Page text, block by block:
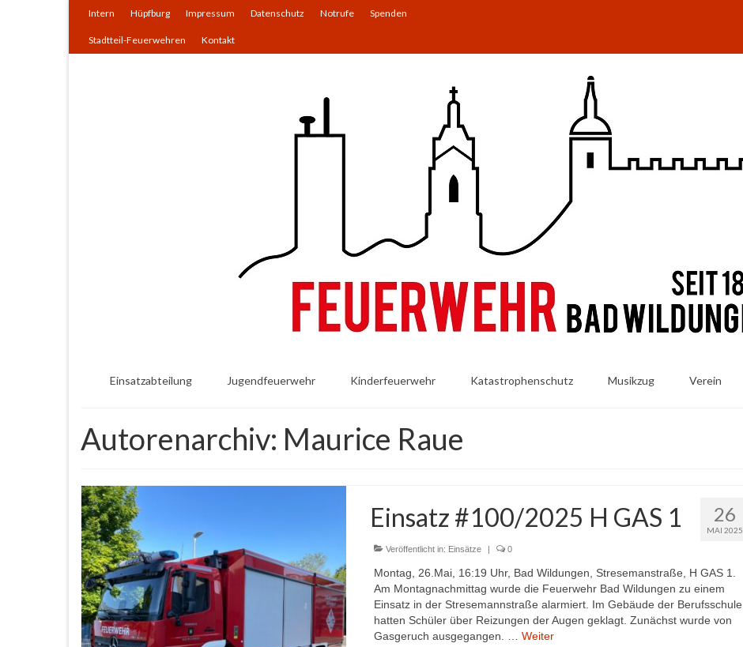
Intern Hüpfburg Impressum Datenschutz Notrufe Spenden
Stadtteil-Feuerwehren Kontakt
Einsatzabteilung Jugendfeuerwehr Kinderfeuerwehr Katastrophenschutz Musikzug Verein
Autorenarchiv: Maurice Raue
26
MAI 2025
Einsatz #100/2025 H GAS 1
Veröffentlicht in: Einsätze | 0
Montag, 26.Mai, 16:19 Uhr, Bad Wildungen, Stresemanstraße, H GAS 1.
Am Montagnachmittag wurde die Feuerwehr Bad Wildungen zu einem
Einsatz in der Stresemannstraße alarmiert. Im Gebäude der Berufsschule
hatten Schüler über Reizungen der Augen geklagt. Zunächst wurde von
Gasgeruch ausgegangen. … Weiter